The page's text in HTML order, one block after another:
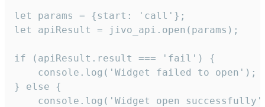
let params = {start: 'call'};
let apiResult = jivo_api.open(params);
if (apiResult.result === 'fail') {
    console.log('Widget failed to open');
} else {
console.log('Widget open